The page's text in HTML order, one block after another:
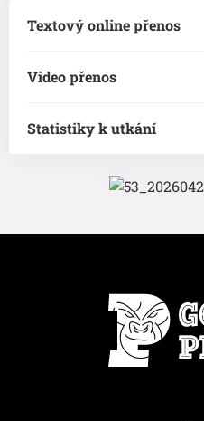
Textový online přenos
Video přenos
Statistiky k utkání